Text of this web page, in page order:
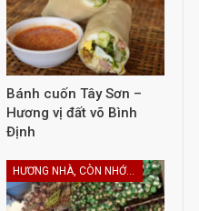
Bánh cuốn Tây Sơn –
Hương vị đất võ Bình
Định
HƯƠNG NHÀ, CÒN NHỚ KHÔNG EM